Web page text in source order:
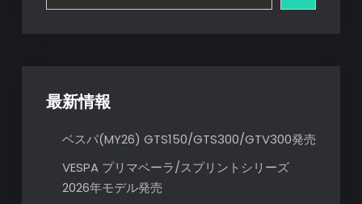
ョ
最新情報
ベスパ(MY26) GTS150/GTS300/GTV300発売
VESPA プリマベーラ/スプリントシリーズ
2026年モデル発売